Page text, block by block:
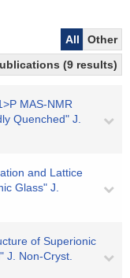
All
Other
(9 results)
MAS-NMR
Quenched" J.
and Lattice
Glass" J.
of Superionic
J. Non-Cryst.